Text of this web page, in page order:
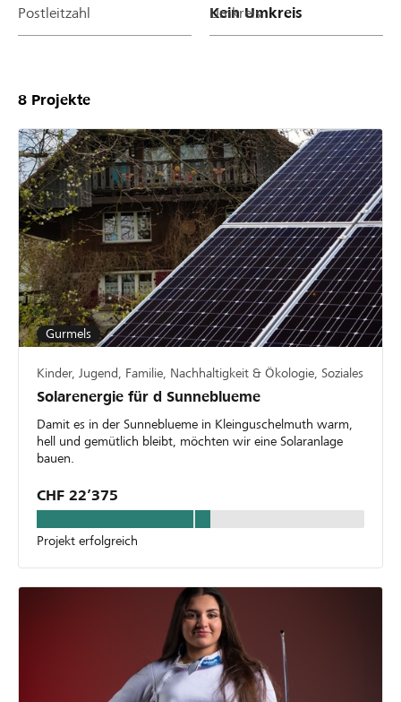
Postleitzahl Umkreis
8 Projekte
Gurmels
Kinder, Jugend, Familie, Nachhaltigkeit & Ökologie, Soziales
Solarenergie für d Sunneblueme
Damit es in der Sunneblueme in Kleinguschelmuth warm,
hell und gemütlich bleibt, möchten wir eine Solaranlage
bauen.
CHF 22’375
Projekt erfolgreich